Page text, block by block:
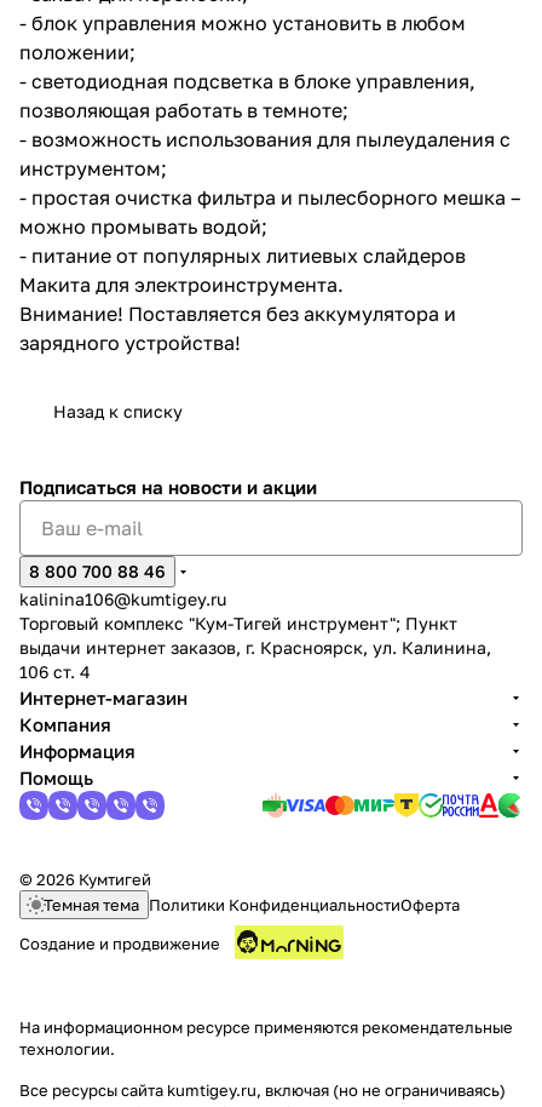
- блок управления можно установить в любом
положении;
- светодиодная подсветка в блоке управления,
позволяющая работать в темноте;
- возможность использования для пылеудаления с
инструментом;
- простая очистка фильтра и пылесборного мешка –
можно промывать водой;
- питание от популярных литиевых слайдеров
Макита для электроинструмента.
Внимание! Поставляется без аккумулятора и
зарядного устройства!
Назад к списку
Подписаться на новости и акции
8 800 700 88 46
kalinina106@kumtigey.ru
Торговый комплекс "Кум-Тигей инструмент"; Пункт
выдачи интернет заказов, г. Красноярск, ул. Калинина,
106 ст. 4
Интернет-магазин
Компания
Информация
Помощь
© 2026 Кумтигей
Темная тема Политики КонфиденциальностиОферта
Создание и продвижение
На информационном ресурсе применяются рекомендательные
технологии.
Все ресурсы сайта kumtigey.ru, включая (но не ограничиваясь)
раз в 2 недели